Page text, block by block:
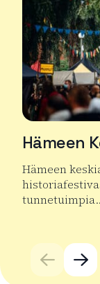
Hämeen
Hämeen